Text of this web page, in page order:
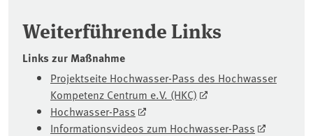
Weiterführende Links
Links zur Maßnahme
Projektseite Hochwasser-Pass des Hochwasser
Kompetenz Centrum e.V. (HKC)
Hochwasser-Pass
Informationsvideos zum Hochwasser-Pass